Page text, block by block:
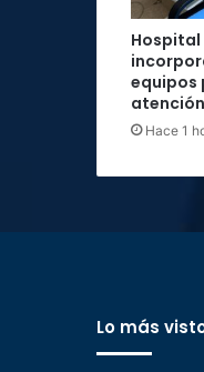
Hospital
equipos
Hace 1
Lo más